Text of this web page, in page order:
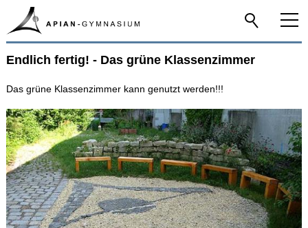
Home
Schulfamilie
Infos-Service
Beratung
Endlich fertig! - Das grüne Klassenzimmer
Das grüne Klassenzimmer kann genutzt werden!!!